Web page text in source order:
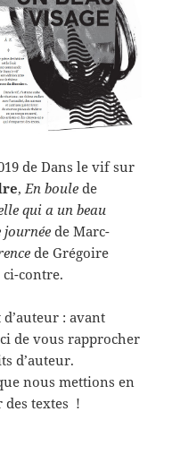
de Dans le vif sur
,En boule de
qui a un beau
journée de Marc-
de Grégoire
ci-contre.
: avant
de vous rapprocher
d’auteur.
nous mettions en
textes !